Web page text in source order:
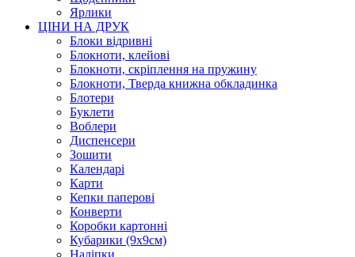
Ярлики
ЦІНИ НА ДРУК
Блоки відривні
Блокноти, клейові
Блокноти, скріплення на пружину
Блокноти, Тверда книжна обкладинка
Блотери
Буклети
Воблери
Диспенсери
Зошити
Календарі
Карти
Кепки паперові
Конверти
Коробки картонні
Кубарики (9х9см)
Наліпки